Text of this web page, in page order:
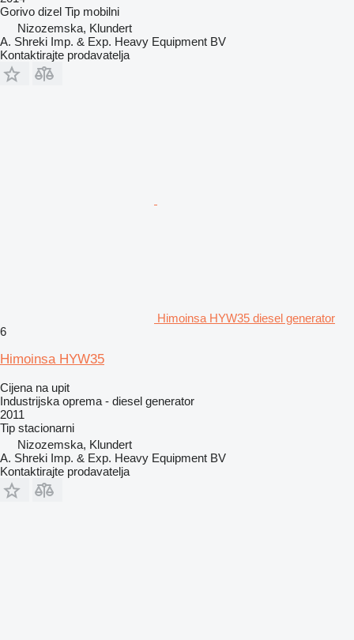
Gorivo dizel Tip mobilni
Nizozemska, Klundert
A. Shreki Imp. & Exp. Heavy Equipment BV
Kontaktirajte prodavatelja
Himoinsa HYW35 diesel generator
6
Himoinsa HYW35
Cijena na upit
Industrijska oprema - diesel generator
2011
Tip stacionarni
Nizozemska, Klundert
A. Shreki Imp. & Exp. Heavy Equipment BV
Kontaktirajte prodavatelja